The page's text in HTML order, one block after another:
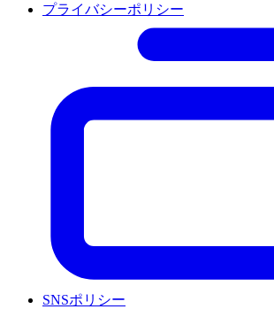
プライバシーポリシー
SNSポリシー